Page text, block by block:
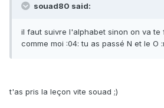
souad80 said:
il faut suivre l'alphabet sinon on va te
comme moi :04: tu as passé N et le O
t'as pris la leçon vite souad ;)